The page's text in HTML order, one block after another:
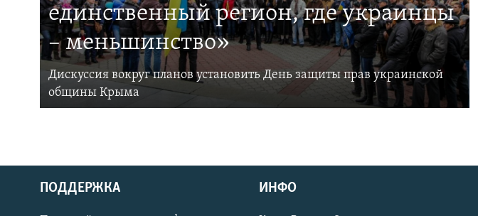
единственный регион, где украинцы
– меньшинство»
Дискуссия вокруг планов установить День защиты прав украинской
общины Крыма
ПОДДЕРЖКА ИНФО